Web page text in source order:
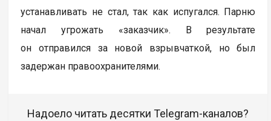
устанавливать не стал, так как испугался. Парню
начал угрожать «заказчик». В результате
он отправился за новой взрывчаткой, но был
задержан правоохранителями.
Надоело читать десятки Telegram-каналов?